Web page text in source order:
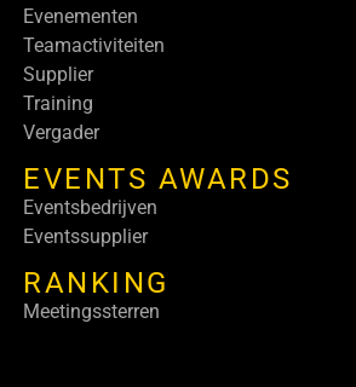
Evenementen
Teamactiviteiten
Supplier
Training
Vergader
EVENTS AWARDS
Eventsbedrijven
Eventssupplier
RANKING
Meetingssterren